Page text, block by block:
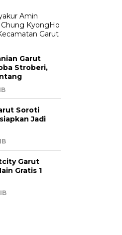
Garut
Stroberi,
Soroti
Jadi
Garut
Gratis 1